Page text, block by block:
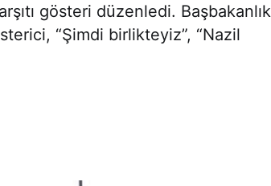
gösteri düzenledi. Başbakanlık
“Şimdi birlikteyiz”, “Nazil